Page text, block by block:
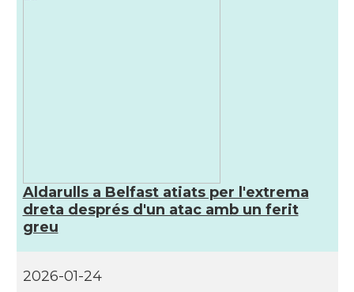
CAMON
CAMON
Aldarulls a Belfast atiats per l'extrema
dreta després d'un atac amb un ferit
greu
2026-01-24